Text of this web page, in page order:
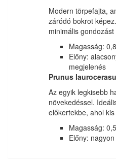
Modern törpefajta,
záródó bokrot
minimális gondozást
Magasság:
Előny:
megjelenés
Prunus
Az egyik legkisebb
növekedéssel.
előkertekbe, ahol
Magasság:
Előny: